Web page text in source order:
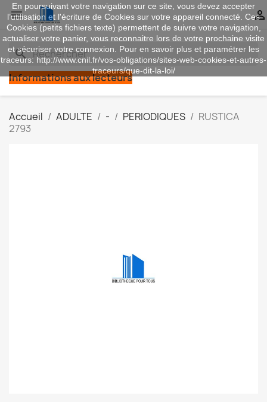
 
search
Informations aux lecteurs
Accueil ADULTE - PERIODIQUES
RUSTICA
2793
En poursuivant votre navigation sur ce site, vous devez accepter
l’utilisation et l'écriture de Cookies sur votre appareil connecté. Ces
Cookies (petits fichiers texte) permettent de suivre votre navigation,
actualiser votre panier, vous reconnaitre lors de votre prochaine visite
et sécuriser votre connexion. Pour en savoir plus et paramétrer les
traceurs: http://www.cnil.fr/vos-obligations/sites-web-cookies-et-autres-
traceurs/que-dit-la-loi/